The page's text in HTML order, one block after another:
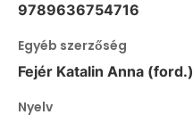
9789636754716
Egyéb szerzőség
Fejér Katalin Anna (ford.)
Nyelv